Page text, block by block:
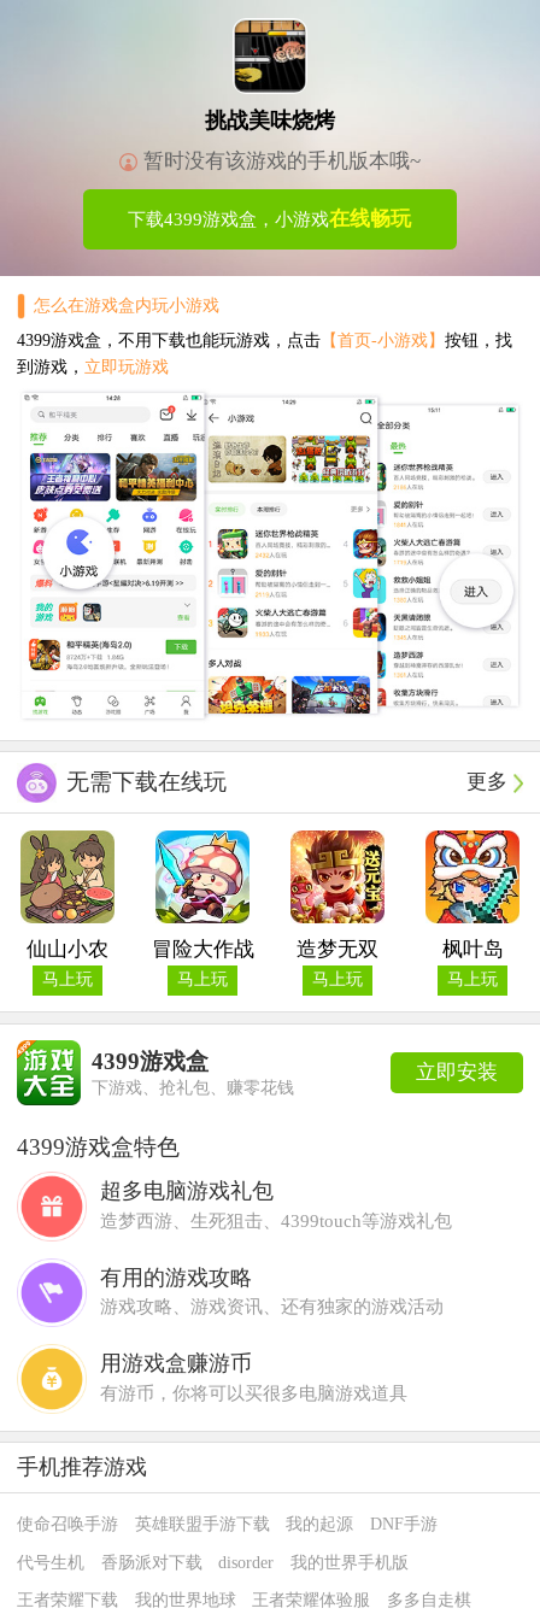
挑战美味烧烤
暂时没有该游戏的手机版本哦~
下载4399游戏盒，小游戏在线畅玩
怎么在游戏盒内玩小游戏
4399游戏盒，不用下载也能玩游戏，点击【首页-小游戏】 按钮，找
到游戏， 立即玩游戏
更多
无需下载在线玩
仙山小农
马上玩
冒险大作战
马上玩
造梦无双
马上玩
枫叶岛
马上玩
立即安装
4399游戏盒
下游戏、抢礼包、赚零花钱
4399游戏盒特色
超多电脑游戏礼包
造梦西游、生死狙击、4399touch等游戏礼包
有用的游戏攻略
游戏攻略、游戏资讯、还有独家的游戏活动
用游戏盒赚游币
有游币，你将可以买很多电脑游戏道具
手机推荐游戏
使命召唤手游 英雄联盟手游下载 我的起源 DNF手游
代号生机 香肠派对下载 disorder 我的世界手机版
王者荣耀下载 我的世界地球 王者荣耀体验服 多多自走棋